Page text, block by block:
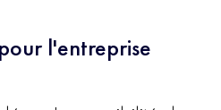
l'entreprise